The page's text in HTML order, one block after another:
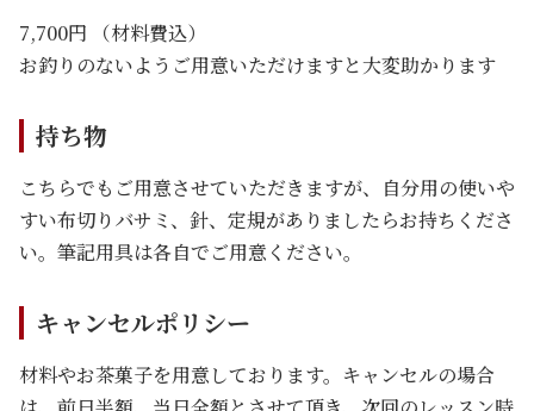
7,700円 （材料費込）
お釣りのないようご用意いただけますと大変助かります
持ち物
こちらでもご用意させていただきますが、自分用の使いや
すい布切りバサミ、針、定規がありましたらお持ちくださ
い。筆記用具は各自でご用意ください。
キャンセルポリシー
材料やお茶菓子を用意しております。キャンセルの場合